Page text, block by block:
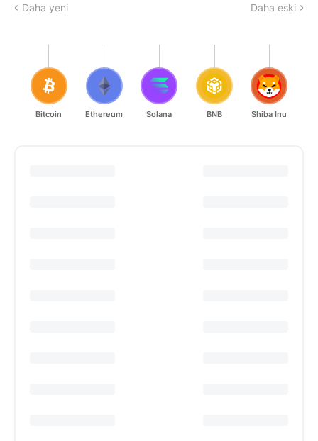
Daha yeni Daha eski
Bitcoin Ethereum Solana BNB Shiba Inu